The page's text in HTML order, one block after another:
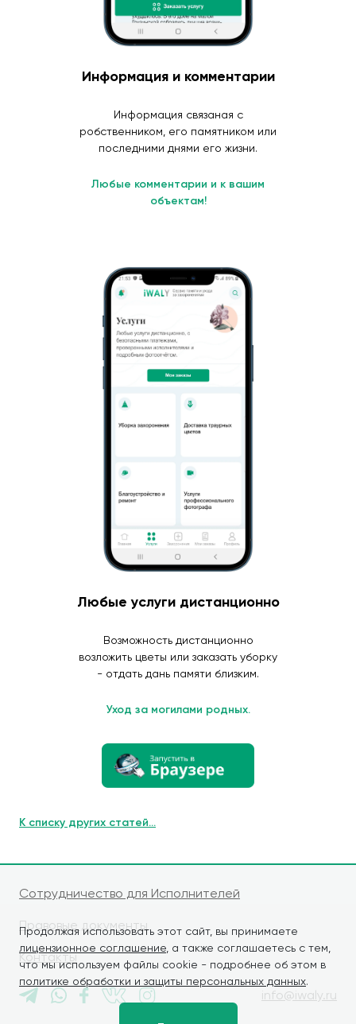
Продолжая использовать этот сайт, вы принимаете
лицензионное соглашение , а также соглашаетесь с тем,
что мы используем файлы cookie - подробнее об этом в
политике обработки и защиты персональных данных.
Информация и комментарии
Информация связаная с
робственником, его памятником или
последними днями его жизни.
Любые комментарии и к вашим
объектам!
Любые услуги дистанционно
Возможность дистанционно
возложить цветы или заказать уборку
- отдать дань памяти близким.
Уход за могилами родных.
К списку других статей...
Сотрудничество для Исполнителей
Правовые документы
Контакты
info@iwaly.ru